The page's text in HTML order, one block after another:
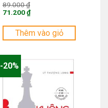
89.000₫
89.000 ₫.
71.200₫
hiện
là:
Thêm vào giỏ
-20%